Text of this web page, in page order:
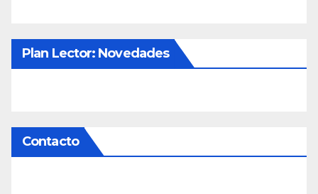
Plan Lector: Novedades
Contacto